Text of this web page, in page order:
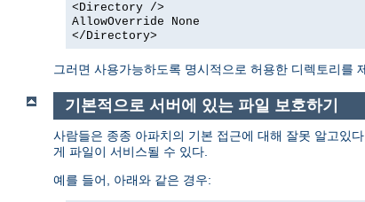
<Directory />
AllowOverride None
</Directory>
그러면 사용가능하도록 명시적으로 허용한 디렉토리를
기본적으로 서버에 있는 파일 보호하기
사람들은 종종 아파치의 기본 접근에 대해 잘못 알고있
게 파일이 서비스될 수 있다.
예를 들어, 아래와 같은 경우: